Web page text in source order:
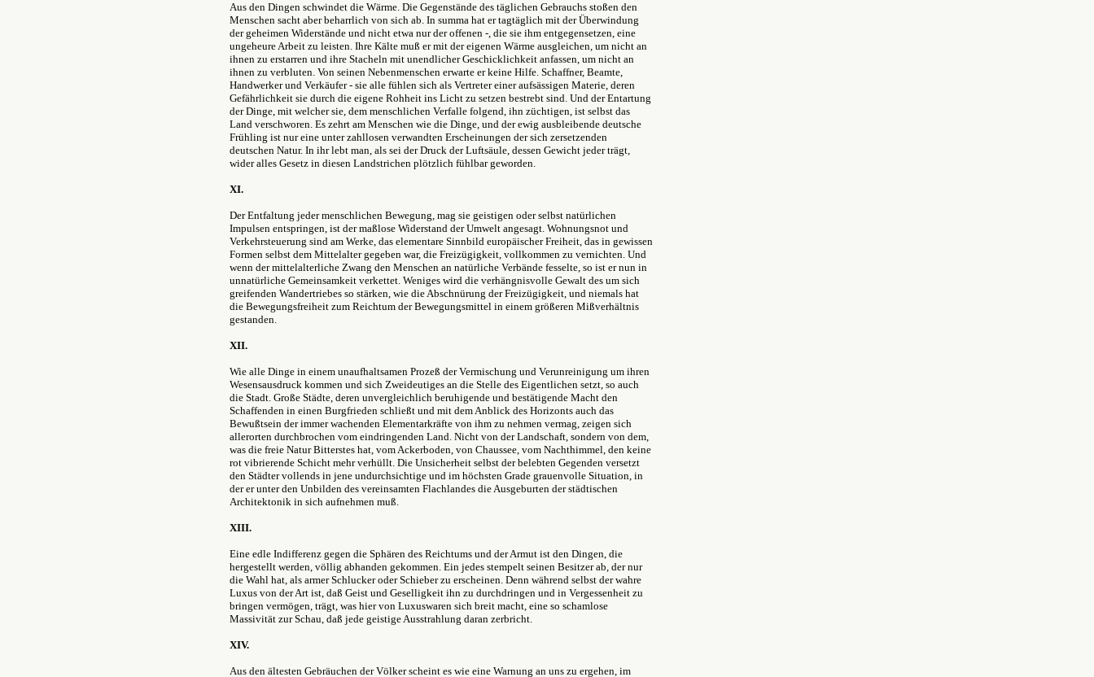
Aus den Dingen schwindet die Wärme. Die Gegenstände des täglichen Gebrauchs stoßen den
Menschen sacht aber beharrlich von sich ab. In summa hat er tagtäglich mit der Überwindung
der geheimen Widerstände und nicht etwa nur der offenen -, die sie ihm entgegensetzen, eine
ungeheure Arbeit zu leisten. Ihre Kälte muß er mit der eigenen Wärme ausgleichen, um nicht an
ihnen zu erstarren und ihre Stacheln mit unendlicher Geschicklichkeit anfassen, um nicht an
ihnen zu verbluten. Von seinen Nebenmenschen erwarte er keine Hilfe. Schaffner, Beamte,
Handwerker und Verkäufer - sie alle fühlen sich als Vertreter einer aufsässigen Materie, deren
Gefährlichkeit sie durch die eigene Rohheit ins Licht zu setzen bestrebt sind. Und der Entartung
der Dinge, mit welcher sie, dem menschlichen Verfalle folgend, ihn züchtigen, ist selbst das
Land verschworen. Es zehrt am Menschen wie die Dinge, und der ewig ausbleibende deutsche
Frühling ist nur eine unter zahllosen verwandten Erscheinungen der sich zersetzenden
deutschen Natur. In ihr lebt man, als sei der Druck der Luftsäule, dessen Gewicht jeder trägt,
wider alles Gesetz in diesen Landstrichen plötzlich fühlbar geworden.
XI.
Der Entfaltung jeder menschlichen Bewegung, mag sie geistigen oder selbst natürlichen
Impulsen entspringen, ist der maßlose Widerstand der Umwelt angesagt. Wohnungsnot und
Verkehrsteuerung sind am Werke, das elementare Sinnbild europäischer Freiheit, das in gewissen
Formen selbst dem Mittelalter gegeben war, die Freizügigkeit, vollkommen zu vernichten. Und
wenn der mittelalterliche Zwang den Menschen an natürliche Verbände fesselte, so ist er nun in
unnatürliche Gemeinsamkeit verkettet. Weniges wird die verhängnisvolle Gewalt des um sich
greifenden Wandertriebes so stärken, wie die Abschnürung der Freizügigkeit, und niemals hat
die Bewegungsfreiheit zum Reichtum der Bewegungsmittel in einem größeren Mißverhältnis
gestanden.
XII.
Wie alle Dinge in einem unaufhaltsamen Prozeß der Vermischung und Verunreinigung um ihren
Wesensausdruck kommen und sich Zweideutiges an die Stelle des Eigentlichen setzt, so auch
die Stadt. Große Städte, deren unvergleichlich beruhigende und bestätigende Macht den
Schaffenden in einen Burgfrieden schließt und mit dem Anblick des Horizonts auch das
Bewußtsein der immer wachenden Elementarkräfte von ihm zu nehmen vermag, zeigen sich
allerorten durchbrochen vom eindringenden Land. Nicht von der Landschaft, sondern von dem,
was die freie Natur Bitterstes hat, vom Ackerboden, von Chaussee, vom Nachthimmel, den keine
rot vibrierende Schicht mehr verhüllt. Die Unsicherheit selbst der belebten Gegenden versetzt
den Städter vollends in jene undurchsichtige und im höchsten Grade grauenvolle Situation, in
der er unter den Unbilden des vereinsamten Flachlandes die Ausgeburten der städtischen
Architektonik in sich aufnehmen muß.
XIII.
Eine edle Indifferenz gegen die Sphären des Reichtums und der Armut ist den Dingen, die
hergestellt werden, völlig abhanden gekommen. Ein jedes stempelt seinen Besitzer ab, der nur
die Wahl hat, als armer Schlucker oder Schieber zu erscheinen. Denn während selbst der wahre
Luxus von der Art ist, daß Geist und Geselligkeit ihn zu durchdringen und in Vergessenheit zu
bringen vermögen, trägt, was hier von Luxuswaren sich breit macht, eine so schamlose
Massivität zur Schau, daß jede geistige Ausstrahlung daran zerbricht.
XIV.
Aus den ältesten Gebräuchen der Völker scheint es wie eine Warnung an uns zu ergehen, im